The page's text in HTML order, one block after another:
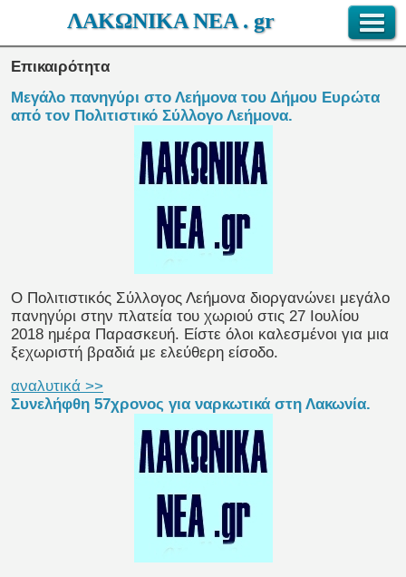
ΛΑΚΩΝΙΚΑ ΝΕΑ . gr
Επικαιρότητα
Μεγάλο πανηγύρι στο Λεήμονα του Δήμου Ευρώτα
από τον Πολιτιστικό Σύλλογο Λεήμονα.
Ο Πολιτιστικός Σύλλογος Λεήμονα διοργανώνει μεγάλο
πανηγύρι στην πλατεία του χωριού στις 27 Ιουλίου
2018 ημέρα Παρασκευή. Είστε όλοι καλεσμένοι για μια
ξεχωριστή βραδιά με ελεύθερη είσοδο.
αναλυτικά >>
Συνελήφθη 57χρονος για ναρκωτικά στη Λακωνία.